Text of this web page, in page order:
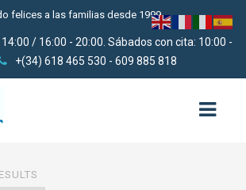
felices a las familias desde 1999
/ 16:00 - 20:00. Sábados con cita: 10:00 -
+(34) 618 465 530 - 609 885 818